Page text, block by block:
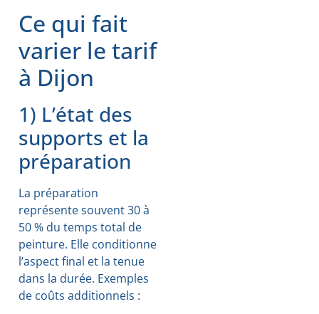
Ce qui fait
varier le tarif
à Dijon
1) L’état des
supports et la
préparation
La préparation
représente souvent 30 à
50 % du temps total de
peinture. Elle conditionne
l’aspect final et la tenue
dans la durée. Exemples
de coûts additionnels :